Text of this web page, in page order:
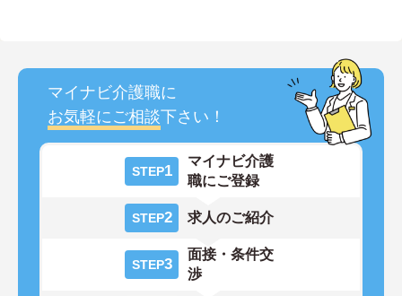
マイナビ介護職に
お気軽にご相談下さい！
STEP1
マイナビ介護
職にご登録
STEP2 求人のご紹介
STEP3
面接・条件交
渉